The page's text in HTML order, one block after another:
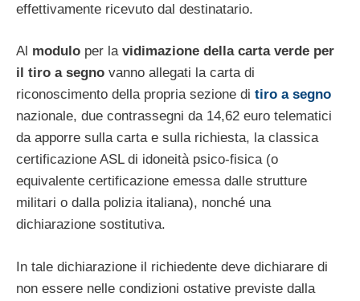
effettivamente ricevuto dal destinatario.
Al modulo per la vidimazione della carta verde per
il tiro a segno vanno allegati la carta di
riconoscimento della propria sezione di tiro a segno
nazionale, due contrassegni da 14,62 euro telematici
da apporre sulla carta e sulla richiesta, la classica
certificazione ASL di idoneità psico-fisica (o
equivalente certificazione emessa dalle strutture
militari o dalla polizia italiana), nonché una
dichiarazione sostitutiva.
In tale dichiarazione il richiedente deve dichiarare di
non essere nelle condizioni ostative previste dalla